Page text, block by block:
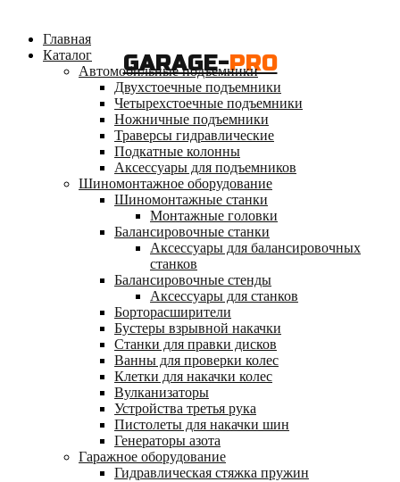
GARAGE-PRO
Главная
Каталог
Автомобильные подъемники
Двухстоечные подъемники
Четырехстоечные подъемники
Ножничные подъемники
Траверсы гидравлические
Подкатные колонны
Аксессуары для подъемников
Шиномонтажное оборудование
Шиномонтажные станки
Монтажные головки
Балансировочные станки
Аксессуары для балансировочных
станков
Балансировочные стенды
Аксессуары для станков
Борторасширители
Бустеры взрывной накачки
Станки для правки дисков
Ванны для проверки колес
Клетки для накачки колес
Вулканизаторы
Устройства третья рука
Пистолеты для накачки шин
Генераторы азота
Гаражное оборудование
Гидравлическая стяжка пружин